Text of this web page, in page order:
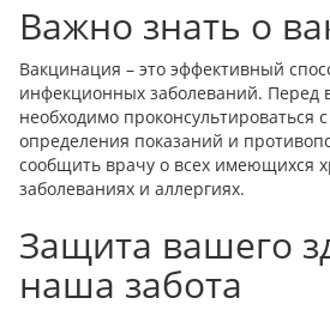
Важно знать о
Вакцинация – это эффективный
инфекционных заболеваний. Перед
необходимо проконсультироваться
определения показаний и
сообщить врачу о всех имеющихся
заболеваниях и аллергиях.
Защита вашего
наша забота